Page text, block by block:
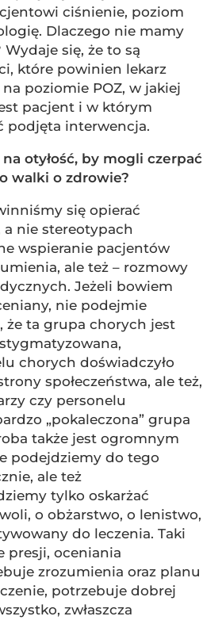
ciśnienie, poziom
Dlaczego nie mamy
się, że to są
które powinien lekarz
poziomie POZ, w jakiej
pacjent i w którym
podjęta interwencja.
otyłość, by mogli czerpać
walki o zdrowie?
się opierać
nie stereotypach
wspieranie pacjentów
ale też – rozmowy
Jeżeli bowiem
nie podejmie
że ta grupa chorych jest
chorych doświadczyło
społeczeństwa, ale też,
czy personelu
„pokaleczona” grupa
także jest ogromnym
podejdziemy do tego
ale też
tylko oskarżać
o obżarstwo, o lenistwo,
do leczenia. Taki
presji, oceniania
zrozumienia oraz planu
potrzebuje dobrej
zwłaszcza